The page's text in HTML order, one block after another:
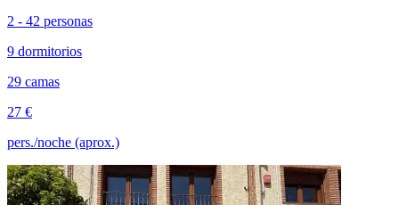
2 - 42 personas
9 dormitorios
29 camas
27 €
pers./noche (aprox.)